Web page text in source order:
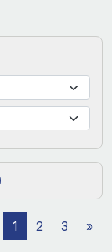
1 2 3 »